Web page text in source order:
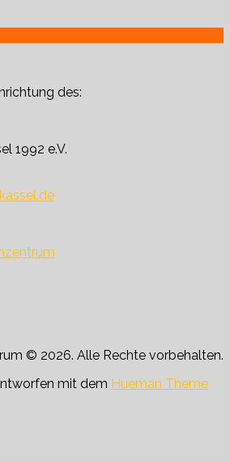
des:
1992 e.V.
© 2026. Alle Rechte vorbehalten.
mit dem Hueman Theme